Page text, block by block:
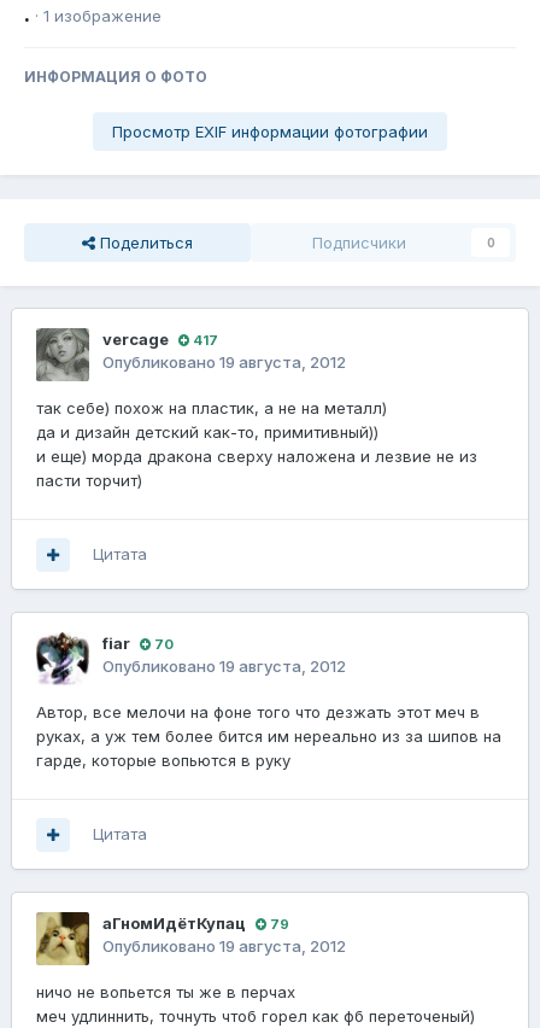
. · 1 изображение
ИНФОРМАЦИЯ О ФОТО
Просмотр EXIF информации фотографии
Поделиться Подписчики 0
vercage 417
Опубликовано 19 августа, 2012
так себе) похож на пластик, а не на металл)
да и дизайн детский как-то, примитивный))
и еще) морда дракона сверху наложена и лезвие не из
пасти торчит)
Цитата
fiаr 70
Опубликовано 19 августа, 2012
Автор, все мелочи на фоне того что дезжать этот меч в
руках, а уж тем более бится им нереально из за шипов на
гарде, которые вопьются в руку
Цитата
аГномИдётКупац 79
Опубликовано 19 августа, 2012
ничо не вопьется ты же в перчах
меч удлиннить, точнуть чтоб горел как фб переточеный)